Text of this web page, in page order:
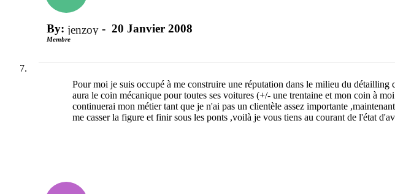
By: jenzoy - 20 Janvier 2008
Membre
Pour moi je suis occupé à me construire une réputation dans le milieu du
aura le coin mécanique pour toutes ses voitures (+/- une trentaine et mon coin à
continuerai mon métier tant que je n'ai pas un clientèle assez importante
me casser la figure et finir sous les ponts ,voilà je vous tiens au courant de l'état